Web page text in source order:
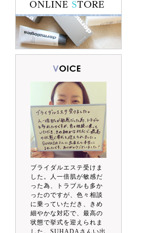
ブライダルエステ受けま
した。人一倍肌が敏感だ
った為、トラブルも多か
ったのですが、色々相談
に乗っていただき、きめ
細やかな対応で、最高の
状態で挙式を迎えられま
した。SUHADAさんい出